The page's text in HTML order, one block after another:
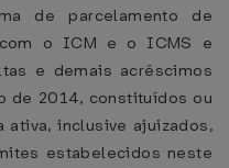
de parcelamento de
o ICM e o ICMS e
e demais acréscimos
de 2014, constituídos ou
inclusive ajuizados,
estabelecidos neste